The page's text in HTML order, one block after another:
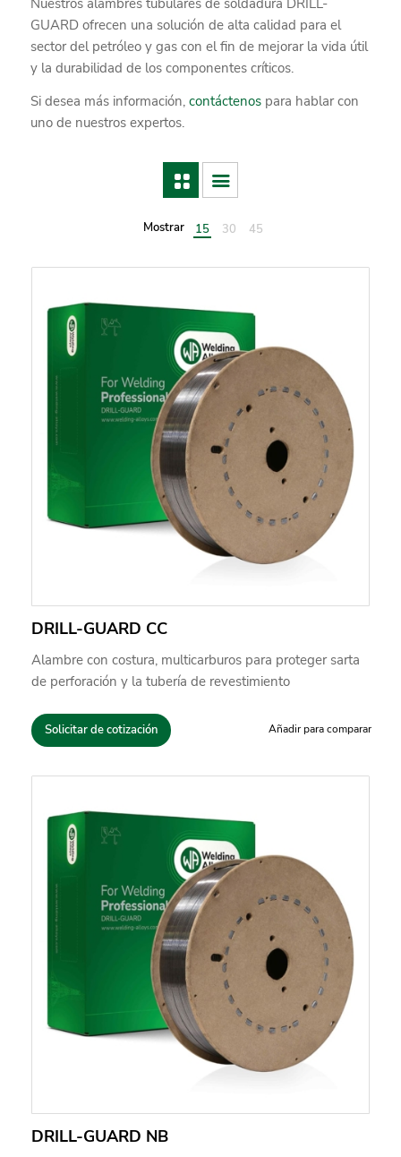
GUARD ofrecen una solución de alta calidad para el
sector del petróleo y gas con el fin de mejorar la vida útil
y la durabilidad de los componentes críticos.
Si desea más información, contáctenospara hablar con
uno de nuestros expertos.
Mostrar
15
por
30
por
45
por
DRILL-GUARD CC
Alambre con costura, multicarburos para proteger sarta
de perforación y la tubería de revestimiento
Añadir para comparar
Solicitar de cotización
DRILL-GUARD NB